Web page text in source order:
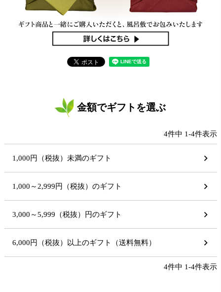
金額でギフトを選ぶ
4件中 1-4件表示
1,000円（税抜）未満のギフト
1,000～2,999円（税抜）のギフト
3,000～5,999（税抜）円のギフト
6,000円（税抜）以上のギフト（送料無料）
4件中 1-4件表示